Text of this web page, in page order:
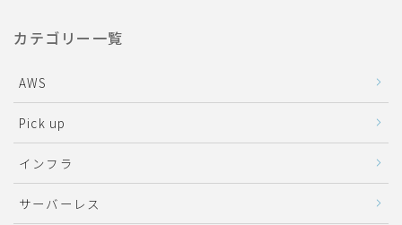
カテゴリー一覧
AWS
Pick up
インフラ
サーバーレス